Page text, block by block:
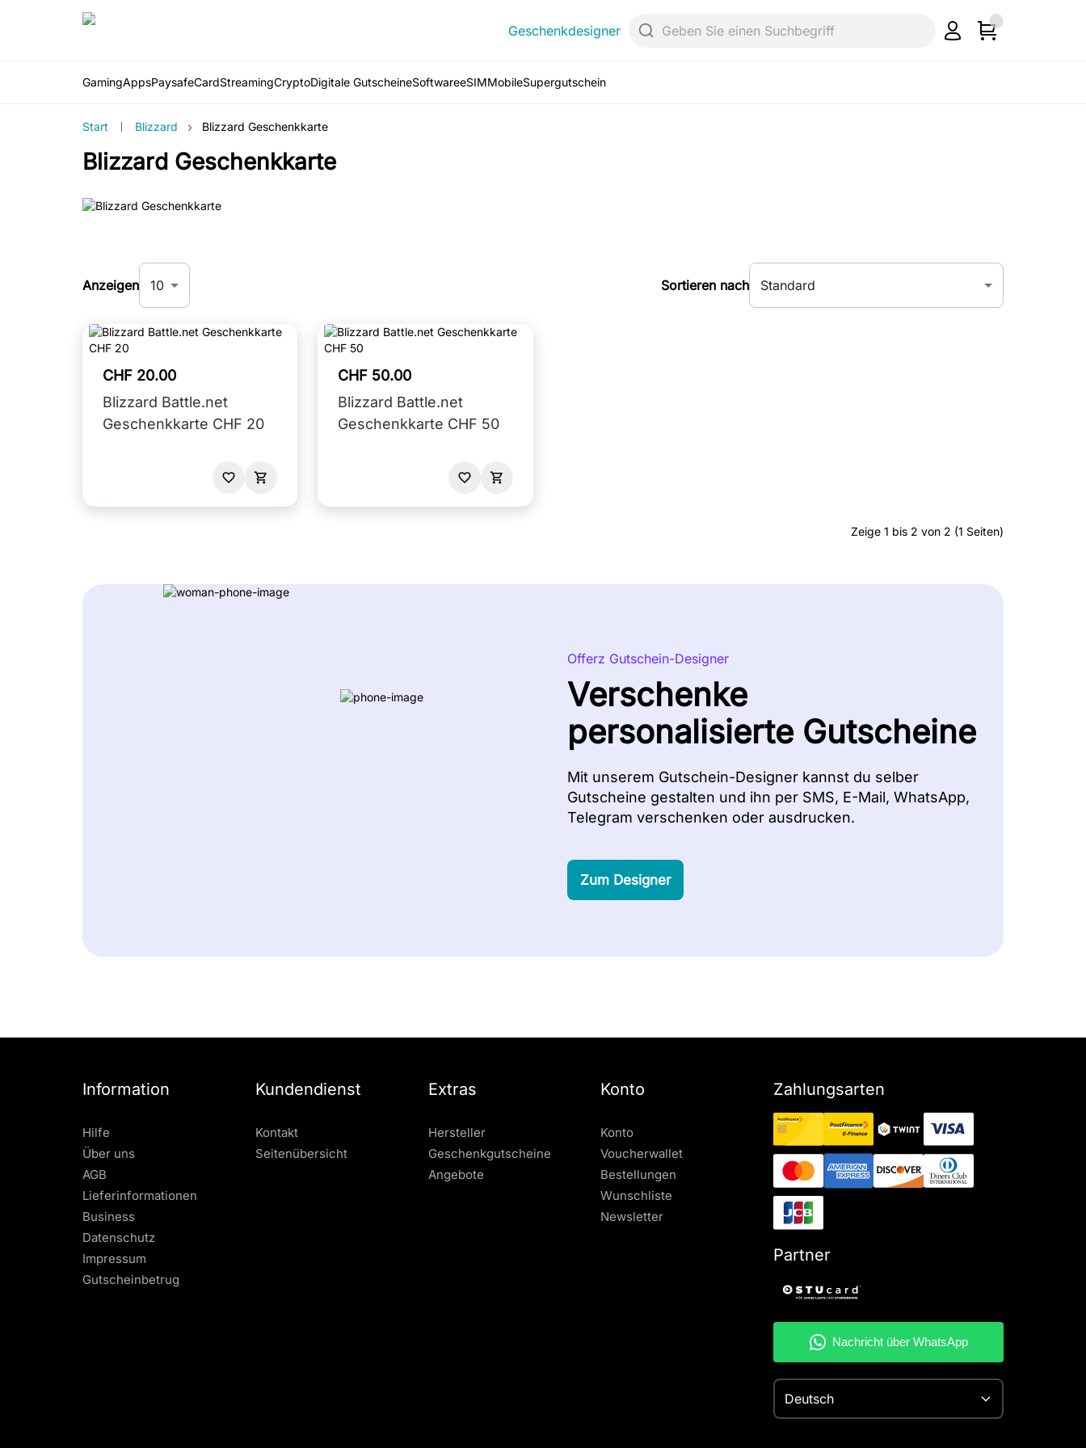
Geschenkdesigner
GamingAppsPaysafeCardStreamingCryptoDigitale GutscheineSoftwareeSIMMobileSupergutschein
Start Blizzard › Blizzard Geschenkkarte
Blizzard Geschenkkarte
Anzeigen 10 Sortieren nach Standard
CHF 20.00
Blizzard Battle.net
Geschenkkarte CHF 20
CHF 50.00
Blizzard Battle.net
Geschenkkarte CHF 50
Zeige 1 bis 2 von 2 (1 Seiten)
Offerz Gutschein-Designer
Verschenke
personalisierte Gutscheine
Mit unserem Gutschein-Designer kannst du selber
Gutscheine gestalten und ihn per SMS, E-Mail, WhatsApp,
Telegram verschenken oder ausdrucken.
Zum Designer
Information
Hilfe
Über uns
AGB
Lieferinformationen
Business
Datenschutz
Impressum
Gutscheinbetrug
Kundendienst
Kontakt
Seitenübersicht
Extras
Hersteller
Geschenkgutscheine
Angebote
Konto
Konto
Voucherwallet
Bestellungen
Wunschliste
Newsletter
Zahlungsarten
Partner
Deutsch